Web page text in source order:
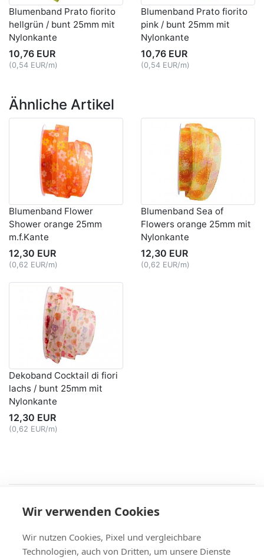
Blumenband Prato fiorito
hellgrün / bunt 25mm mit
Nylonkante
10,76 EUR
(0,54 EUR/m)
Blumenband Prato fiorito
pink / bunt 25mm mit
Nylonkante
10,76 EUR
(0,54 EUR/m)
Ähnliche Artikel
Blumenband Flower
Shower orange 25mm
m.f.Kante
12,30 EUR
(0,62 EUR/m)
Blumenband Sea of
Flowers orange 25mm mit
Nylonkante
12,30 EUR
(0,62 EUR/m)
Dekoband Cocktail di fiori
lachs / bunt 25mm mit
Nylonkante
12,30 EUR
(0,62 EUR/m)
AGB
| Widerruf & -formular | Datenschutz
Versand & Zahlung,Kontakt,Fax-Bestellschein
+49 (0)8704/9281-95, Fax: -96
Wir verwenden Cookies
Wir nutzen Cookies, Pixel und vergleichbare
Technologien, auch von Dritten, um unsere Dienste